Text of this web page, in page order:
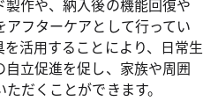
作や、納入後の機能回復や
フターケアとして行ってい
活用することにより、日常生
立促進を促し、家族や周囲
だくことができます。